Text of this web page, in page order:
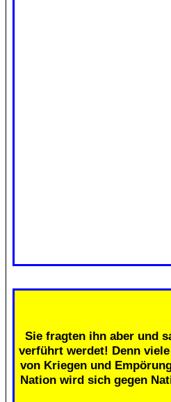
Sie fragten ihn aber und
verführt werdet! Denn
von Kriegen und
Nation wird sich gegen